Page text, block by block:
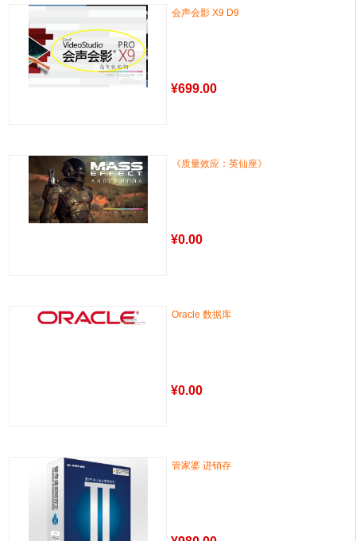
会声会影 X9 D9
¥699.00
《质量效应：英仙座》
¥0.00
Oracle 数据库
¥0.00
管家婆 进销存